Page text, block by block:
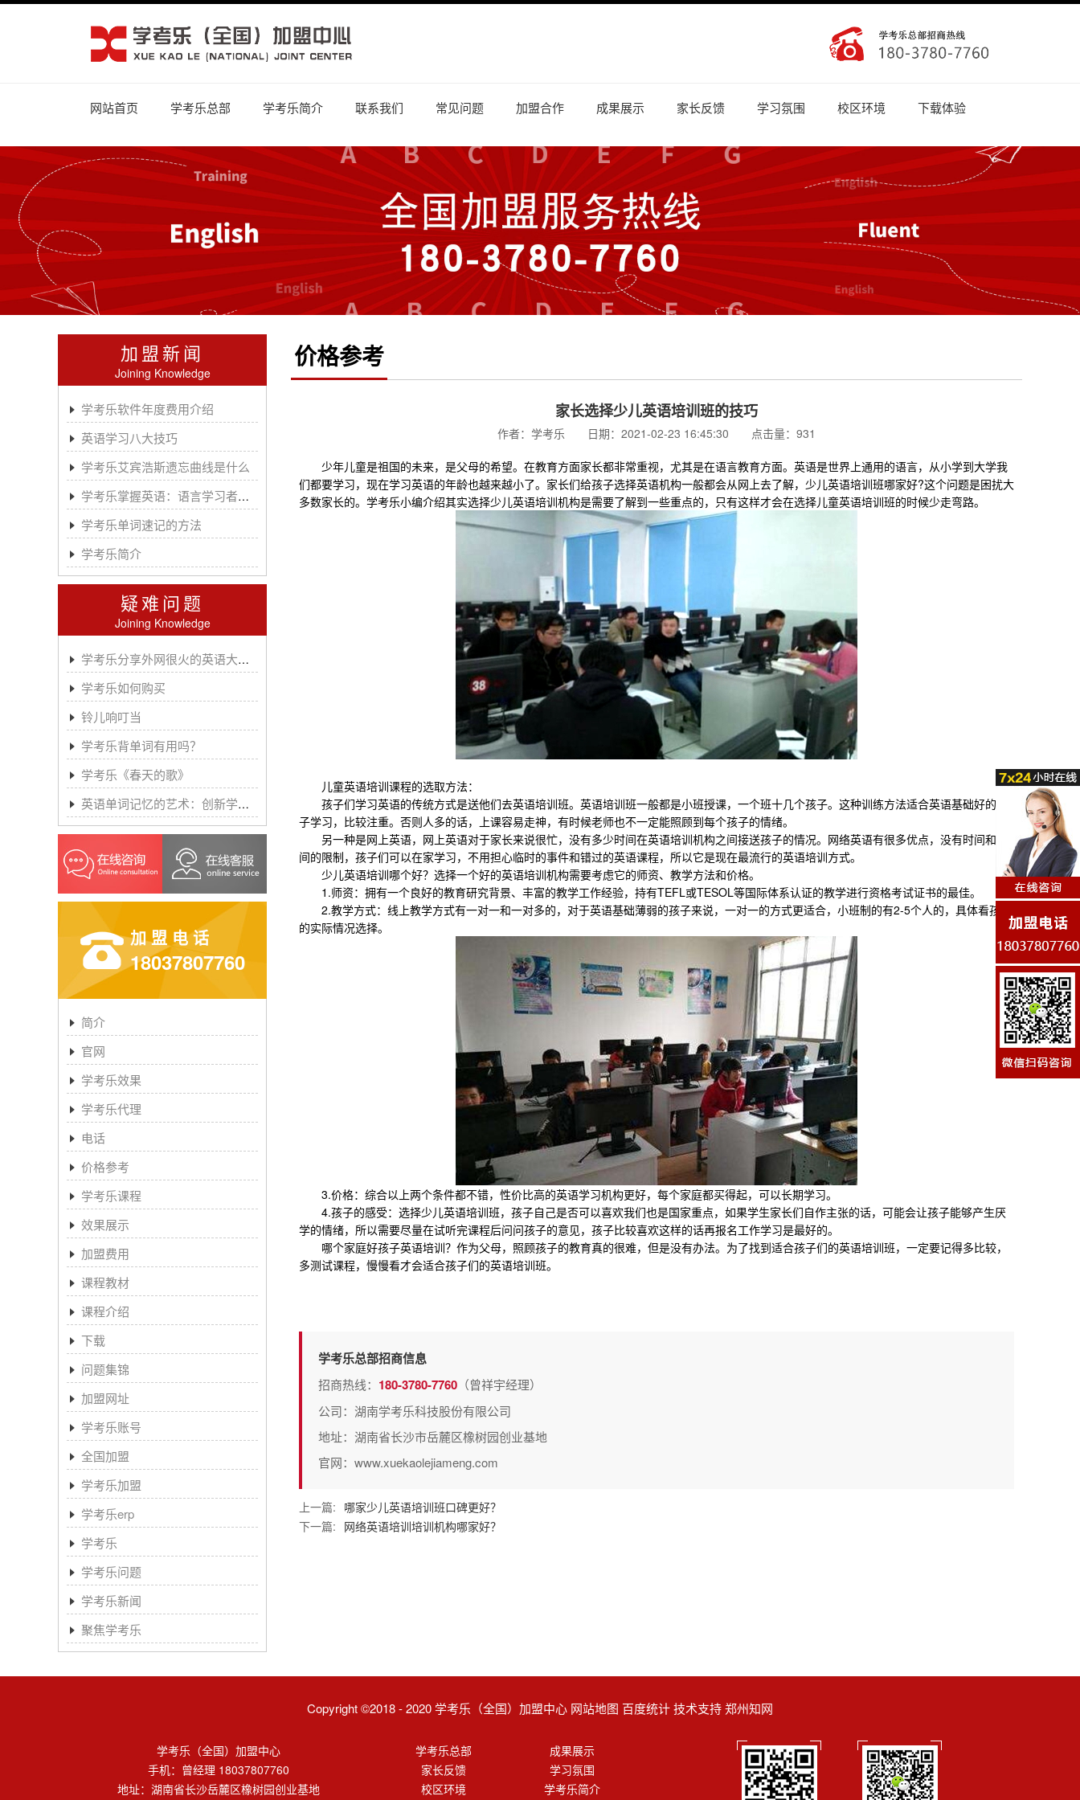
网站首页 学考乐总部 学考乐简介 联系我们 常见问题 加盟合作 成果展示 家长反馈 学习氛围 校区环境 下载体验
加盟新闻
Joining Knowledge
学考乐软件年度费用介绍
英语学习八大技巧
学考乐艾宾浩斯遗忘曲线是什么
学考乐掌握英语：语言学习者的有效方法
学考乐单词速记的方法
学考乐简介
疑难问题
Joining Knowledge
学考乐分享外网很火的英语大神A.J.HOGE
学考乐如何购买
铃儿响叮当
学考乐背单词有用吗？
学考乐《春天的歌》
英语单词记忆的艺术：创新学习方法与学考乐的魔力
加盟电话
18037807760
简介
官网
学考乐效果
学考乐代理
电话
价格参考
学考乐课程
效果展示
加盟费用
课程教材
课程介绍
下载
问题集锦
加盟网址
学考乐账号
全国加盟
学考乐加盟
学考乐erp
学考乐
学考乐问题
学考乐新闻
聚焦学考乐
价格参考
家长选择少儿英语培训班的技巧
作者：学考乐 日期：2021-02-23 16:45:30 点击量：931
少年儿童是祖国的未来，是父母的希望。在教育方面家长都非常重视，尤其是在语言教育方面。英语是世界上通用的语言，从小学到大学我
们都要学习，现在学习英语的年龄也越来越小了。家长们给孩子选择英语机构一般都会从网上去了解，少儿英语培训班哪家好?这个问题是困扰大
多数家长的。学考乐小编介绍其实选择少儿英语培训机构是需要了解到一些重点的，只有这样才会在选择儿童英语培训班的时候少走弯路。
儿童英语培训课程的选取方法：
孩子们学习英语的传统方式是送他们去英语培训班。英语培训班一般都是小班授课，一个班十几个孩子。这种训练方法适合英语基础好的孩
子学习，比较注重。否则人多的话，上课容易走神，有时候老师也不一定能照顾到每个孩子的情绪。
另一种是网上英语，网上英语对于家长来说很忙，没有多少时间在英语培训机构之间接送孩子的情况。网络英语有很多优点，没有时间和空
间的限制，孩子们可以在家学习，不用担心临时的事件和错过的英语课程，所以它是现在最流行的英语培训方式。
少儿英语培训哪个好？选择一个好的英语培训机构需要考虑它的师资、教学方法和价格。
1.师资：拥有一个良好的教育研究背景、丰富的教学工作经验，持有TEFL或TESOL等国际体系认证的教学进行资格考试证书的最佳。
2.教学方式：线上教学方式有一对一和一对多的，对于英语基础薄弱的孩子来说，一对一的方式更适合，小班制的有2-5个人的，具体看孩子
的实际情况选择。
3.价格：综合以上两个条件都不错，性价比高的英语学习机构更好，每个家庭都买得起，可以长期学习。
4.孩子的感受：选择少儿英语培训班，孩子自己是否可以喜欢我们也是国家重点，如果学生家长们自作主张的话，可能会让孩子能够产生厌
学的情绪，所以需要尽量在试听完课程后问问孩子的意见，孩子比较喜欢这样的话再报名工作学习是最好的。
哪个家庭好孩子英语培训？作为父母，照顾孩子的教育真的很难，但是没有办法。为了找到适合孩子们的英语培训班，一定要记得多比较，
多测试课程，慢慢看才会适合孩子们的英语培训班。
学考乐总部招商信息
招商热线： 180-3780-7760 （曾祥宇经理）
公司：湖南学考乐科技股份有限公司
地址：湖南省长沙市岳麓区橡树园创业基地
官网：www.xuekaolejiameng.com
上一篇: 哪家少儿英语培训班口碑更好？
下一篇: 网络英语培训培训机构哪家好？
Copyright ©2018 - 2020 学考乐（全国）加盟中心 网站地图 百度统计 技术支持 郑州知网
学考乐（全国）加盟中心
手机：曾经理 18037807760
地址：湖南省长沙岳麓区橡树园创业基地
学考乐总部
成果展示
家长反馈
学习氛围
校区环境
学考乐简介